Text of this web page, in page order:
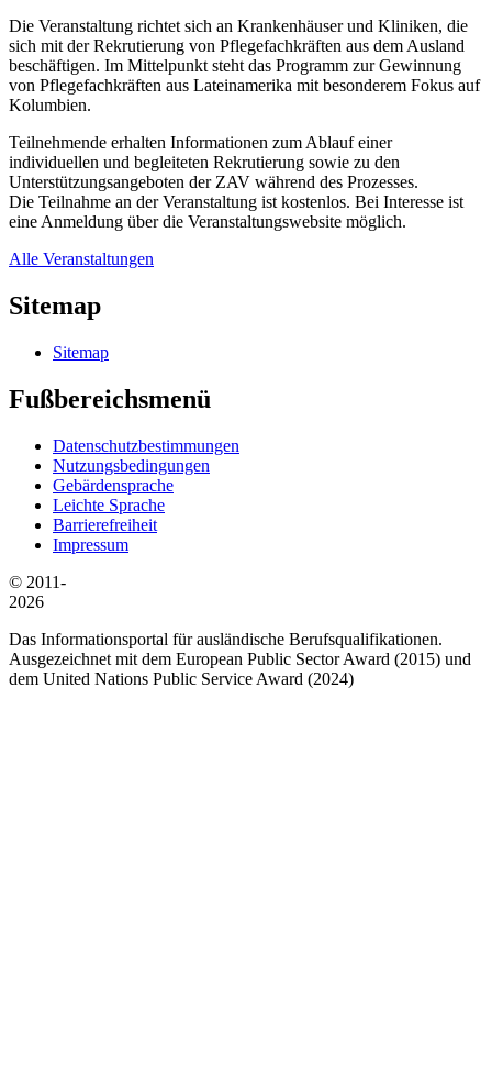
Die Veranstaltung richtet sich an Krankenhäuser und Kliniken, die
sich mit der Rekrutierung von Pflegefachkräften aus dem Ausland
beschäftigen. Im Mittelpunkt steht das Programm zur Gewinnung
von Pflegefachkräften aus Lateinamerika mit besonderem Fokus auf
Kolumbien.
Teilnehmende erhalten Informationen zum Ablauf einer
individuellen und begleiteten Rekrutierung sowie zu den
Unterstützungsangeboten der ZAV während des Prozesses.
Die Teilnahme an der Veranstaltung ist kostenlos. Bei Interesse ist
eine Anmeldung über die Veranstaltungswebsite möglich.
Alle Veranstaltungen
Sitemap
Sitemap
Fußbereichsmenü
Datenschutzbestimmungen
Nutzungsbedingungen
Gebärdensprache
Leichte Sprache
Barrierefreiheit
Impressum
© 2011-
2026
Das Informationsportal für ausländische Berufsqualifikationen.
Ausgezeichnet mit dem European Public Sector Award (2015) und
dem United Nations Public Service Award (2024)